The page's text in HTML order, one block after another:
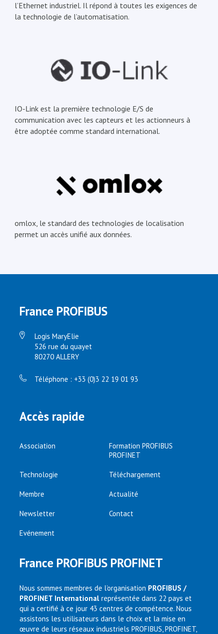
l’Ethernet industriel. Il répond à toutes les exigences de
la technologie de l’automatisation.
IO-Link est la première technologie E/S de
communication avec les capteurs et les actionneurs à
être adoptée comme standard international.
omlox, le standard des technologies de localisation
permet un accès unifié aux données.
France PROFIBUS
Logis MaryElie
526 rue du quayet
80270 ALLERY
Téléphone : +33 (0)3 22 19 01 93
Accès rapide
Association
Formation PROFIBUS
PROFINET
Technologie Téléchargement
Membre Actualité
Newsletter Contact
Evénement
France PROFIBUS PROFINET
Nous sommes membres de l’organisation PROFIBUS /
PROFINET International représentée dans 22 pays et
qui a certifié à ce jour 43 centres de compétence. Nous
assistons les utilisateurs dans le choix et la mise en
œuvre de leurs réseaux industriels PROFIBUS, PROFINET,